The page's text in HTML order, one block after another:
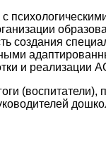
создания
и